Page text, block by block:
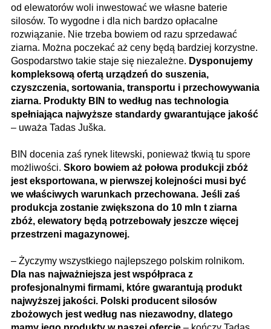
od elewatorów woli inwestować we własne baterie
silosów. To wygodne i dla nich bardzo opłacalne
rozwiązanie. Nie trzeba bowiem od razu sprzedawać
ziarna. Można poczekać aż ceny będą bardziej korzystne.
Gospodarstwo takie staje się niezależne. Dysponujemy
kompleksową ofertą urządzeń do suszenia,
czyszczenia, sortowania, transportu i przechowywania
ziarna. Produkty BIN to według nas technologia
spełniająca najwyższe standardy gwarantujące jakość
– uważa Tadas Juška.
BIN docenia zaś rynek litewski, ponieważ tkwią tu spore
możliwości. Skoro bowiem aż połowa produkcji zbóż
jest eksportowana, w pierwszej kolejności musi być
we właściwych warunkach przechowana. Jeśli zaś
produkcja zostanie zwiększona do 10 mln t ziarna
zbóż, elewatory będą potrzebowały jeszcze więcej
przestrzeni magazynowej.
– Życzymy wszystkiego najlepszego polskim rolnikom.
Dla nas najważniejsza jest współpraca z
profesjonalnymi firmami, które gwarantują produkt
najwyższej jakości. Polski producent silosów
zbożowych jest według nas niezawodny, dlatego